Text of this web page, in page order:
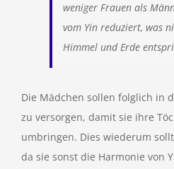
weniger Frauen als
vom Yin reduziert, was
Himmel und Erde
Die Mädchen sollen folglich in
zu versorgen, damit sie ihre
umbringen. Dies wiederum
da sie sonst die Harmonie von